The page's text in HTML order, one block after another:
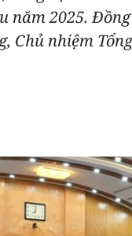
năm 2025.
Chủ nhiệm